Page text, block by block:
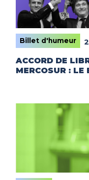
Billet d'humeur
ACCORD DE
MERCOSUR : LE